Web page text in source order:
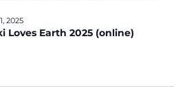
Loves Earth 2025 (online)
2025